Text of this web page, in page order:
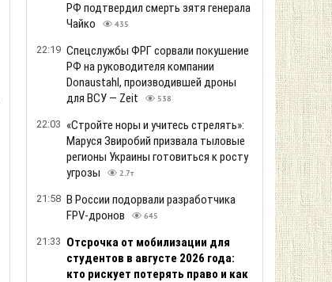
РФ подтвердил смерть зятя генерала
Чайко
435
22:19 Спецслужбы ФРГ сорвали покушение
РФ на руководителя компании
Donaustahl, производившей дроны
для ВСУ — Zeit
538
22:03 «Стройте норы и учитесь стрелять»:
Маруся Звиробий призвала тыловые
регионы Украины готовиться к росту
угрозы
2.7т
21:58 В России подорвали разработчика
FPV-дронов
645
21:33 Отсрочка от мобилизации для
студентов в августе 2026 года:
кто рискует потерять право и как